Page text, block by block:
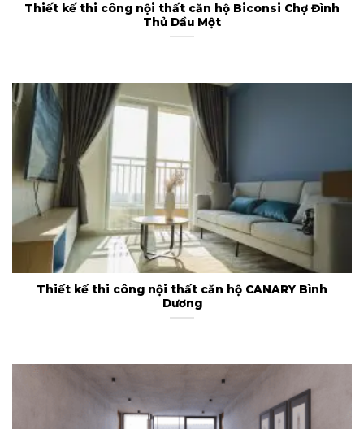
Thiết kế thi công nội thất căn hộ Biconsi Chợ Đình
Thủ Dầu Một
Thiết kế thi công nội thất căn hộ CANARY Bình
Dương